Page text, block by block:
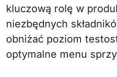
kluczową rolę w
niezbędnych
obniżać poziom
optymalne menu